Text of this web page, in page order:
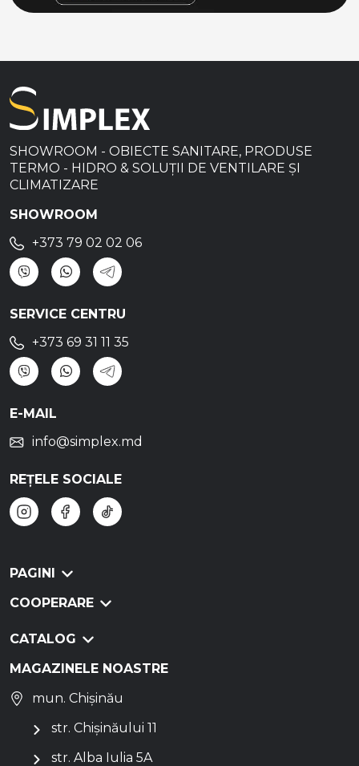
SHOWROOM - OBIECTE SANITARE, PRODUSE
TERMO - HIDRO & SOLUȚII DE VENTILARE ȘI
CLIMATIZARE
SHOWROOM
+373 79 02 02 06
SERVICE CENTRU
+373 69 31 11 35
E-MAIL
info@simplex.md
REȚELE SOCIALE
PAGINI
COOPERARE
CATALOG
MAGAZINELE NOASTRE
mun. Chișinău
str. Chișinăului 11
str. Alba Iulia 5A